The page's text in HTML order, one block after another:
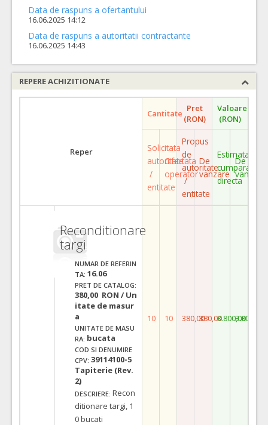
Data de raspuns a ofertantului
16.06.2025 14:12
Data de raspuns a autoritatii contractante
16.06.2025 14:43
REPERE ACHIZITIONATE
Reper
Cantitate Pret
(RON)
Valoare
(RON)
Solicitata
autoritate
/
entitate
Ofertata
operator
Propus
de
autoritate
/
entitate
De
vanzare
Estimata
cumparare
directa
De
vanzare
Reconditionare
targi
NUMAR DE REFERIN
TA: 16.06
PRET DE CATALOG:
380,00 RON / Un
itate de masur
a
UNITATE DE MASU
RA: bucata
COD SI DENUMIRE
CPV: 39114100-5
Tapiterie (Rev.
2)
DESCRIERE: Recon
ditionare targi, 1
0 bucati
10 10 380,00380,003.800,003.800,00